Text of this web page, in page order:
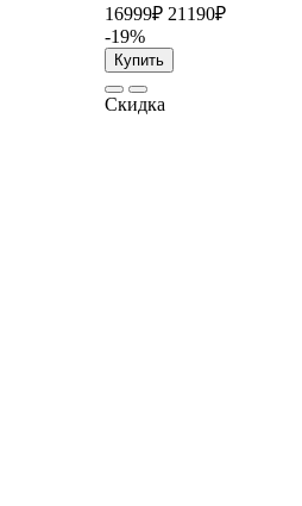
16999₽ 21190₽
-19%
Купить
Скидка